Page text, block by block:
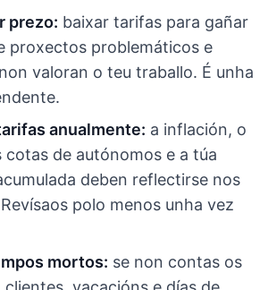
prezo: baixar tarifas para gañar
proxectos problemáticos e
valoran o teu traballo. É unha
anualmente: a inflación, o
cotas de autónomos e a túa
deben reflectirse nos
polo menos unha vez
mortos: se non contas os